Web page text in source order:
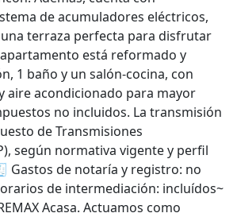
de acumuladores eléctricos,
terraza perfecta para disfrutar
está reformado y
1 baño y un salón-cocina, con
aire acondicionado para mayor
no incluidos. La transmisión
de Transmisiones
según normativa vigente y perfil
Gastos de notaría y registro: no
de intermediación: incluídos~
Acasa. Actuamos como